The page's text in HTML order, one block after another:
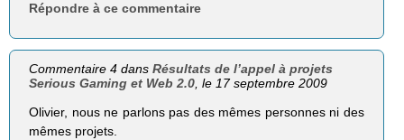
Répondre à ce commentaire
Commentaire 4 dansRésultats de l’appel à projets
Serious Gaming et Web 2.0 , le 17 septembre 2009
Olivier, nous ne parlons pas des mêmes personnes ni des
mêmes projets.